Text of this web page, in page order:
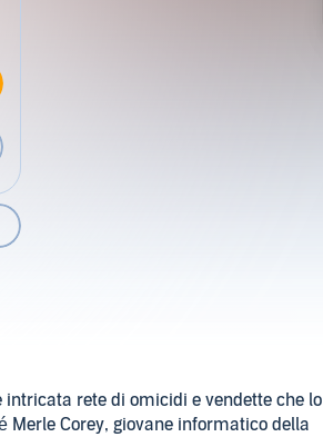
rete di omicidi e vendette che lo
Corey, giovane informatico della